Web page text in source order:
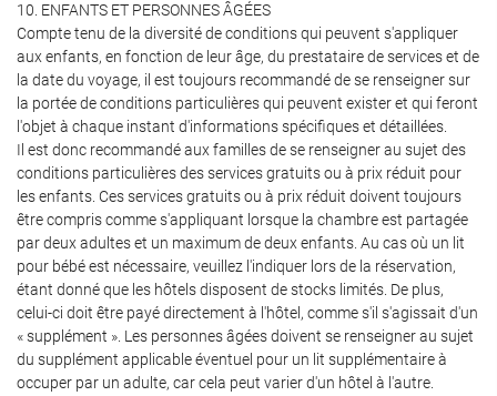
10. ENFANTS ET PERSONNES ÂGÉES
Compte tenu de la diversité de conditions qui peuvent s'appliquer
aux enfants, en fonction de leur âge, du prestataire de services et de
la date du voyage, il est toujours recommandé de se renseigner sur
la portée de conditions particulières qui peuvent exister et qui feront
l'objet à chaque instant d'informations spécifiques et détaillées.
Il est donc recommandé aux familles de se renseigner au sujet des
conditions particulières des services gratuits ou à prix réduit pour
les enfants. Ces services gratuits ou à prix réduit doivent toujours
être compris comme s'appliquant lorsque la chambre est partagée
par deux adultes et un maximum de deux enfants. Au cas où un lit
pour bébé est nécessaire, veuillez l'indiquer lors de la réservation,
étant donné que les hôtels disposent de stocks limités. De plus,
celui-ci doit être payé directement à l'hôtel, comme s'il s'agissait d'un
« supplément ». Les personnes âgées doivent se renseigner au sujet
du supplément applicable éventuel pour un lit supplémentaire à
occuper par un adulte, car cela peut varier d'un hôtel à l'autre.